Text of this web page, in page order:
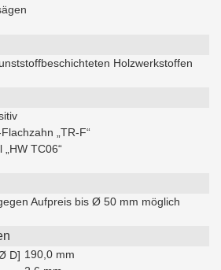
Holzwerkstoffen
„TR-F“
TC06“
Aufpreis bis Ø 50 mm möglich
D] 190,0 mm